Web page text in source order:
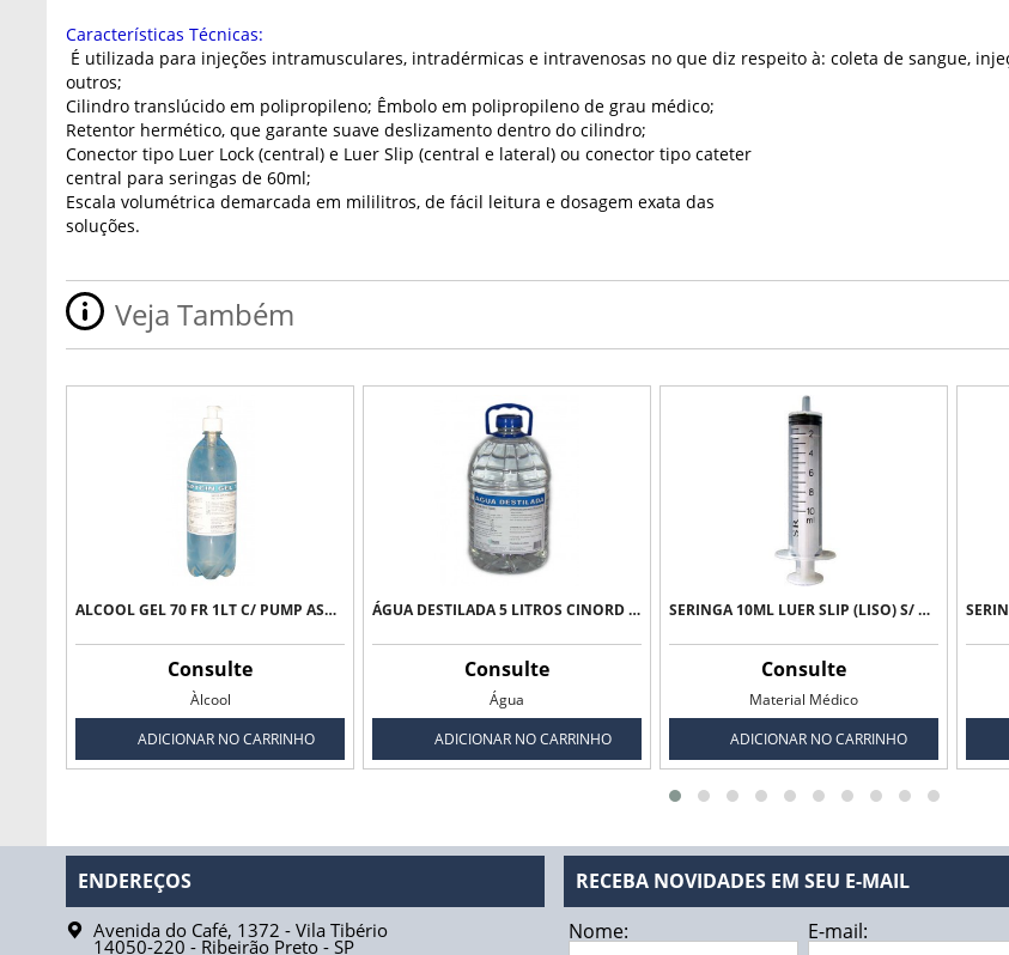
Características Técnicas:
É utilizada para injeções intramusculares, intradérmicas e intravenosas no que diz respeito à: coleta de sangue,
outros;
Cilindro translúcido em polipropileno; Êmbolo em polipropileno de grau médico;
Retentor hermético, que garante suave deslizamento dentro do cilindro;
Conector tipo Luer Lock (central) e Luer Slip (central e lateral) ou conector tipo cateter
central para seringas de 60ml;
Escala volumétrica demarcada em mililitros, de fácil leitura e dosagem exata das
soluções.
Veja Também
ALCOOL GEL 70 FR 1LT C/ PUMP ASSEPTCIN GEL
Consulte
Àlcool
ADICIONAR NO CARRINHO
ÁGUA DESTILADA 5 LITROS CINORD SUDESTE
Consulte
Água
ADICIONAR NO CARRINHO
SERINGA 10ML LUER SLIP (LISO) S/ AGULHA - SR
Consulte
Material Médico
ADICIONAR NO CARRINHO
ENDEREÇOS
Avenida do Café, 1372 - Vila Tibério
14050-220 - Ribeirão Preto- SP
RECEBA NOVIDADES EM SEU E-MAIL
Nome:
E-mail: